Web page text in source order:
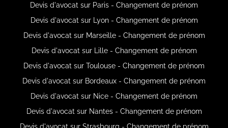
Devis d'avocat sur Paris - Changement de prénom
Devis d'avocat sur Lyon - Changement de prénom
Devis d'avocat sur Marseille - Changement de prénom
Devis d'avocat sur Lille - Changement de prénom
Devis d'avocat sur Toulouse - Changement de prénom
Devis d'avocat sur Bordeaux - Changement de prénom
Devis d'avocat sur Nice - Changement de prénom
Devis d'avocat sur Nantes - Changement de prénom